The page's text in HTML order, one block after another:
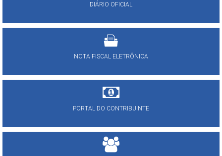
DIÁRIO OFICIAL
NOTA FISCAL ELETRÔNICA
PORTAL DO CONTRIBUINTE